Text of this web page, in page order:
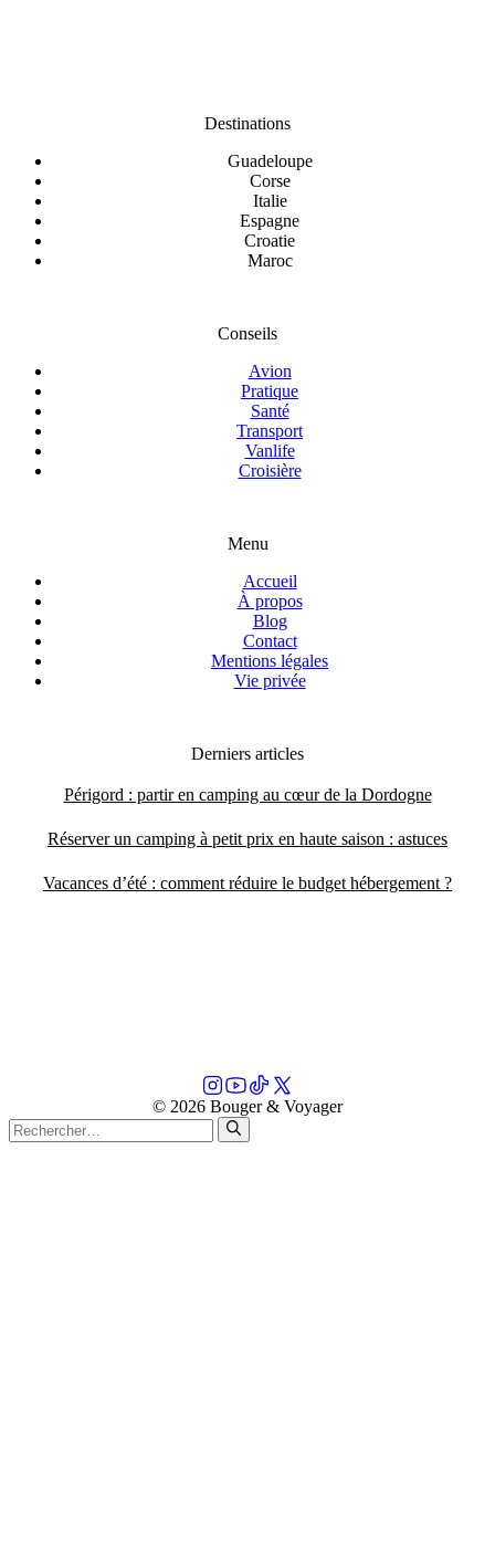
Destinations
Guadeloupe
Corse
Italie
Espagne
Croatie
Maroc
Conseils
Avion
Pratique
Santé
Transport
Vanlife
Croisière
Menu
Accueil
À propos
Blog
Contact
Mentions légales
Vie privée
Derniers articles
Périgord : partir en camping au cœur de la Dordogne
Réserver un camping à petit prix en haute saison : astuces
Vacances d’été : comment réduire le budget hébergement ?
© 2026 Bouger & Voyager
Rechercher :